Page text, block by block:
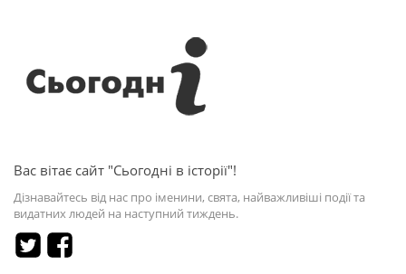
Вас вітає сайт "Сьогодні в історії"!
Дізнавайтесь від нас про іменини, свята, найважливіші події та
видатних людей на наступний тиждень.